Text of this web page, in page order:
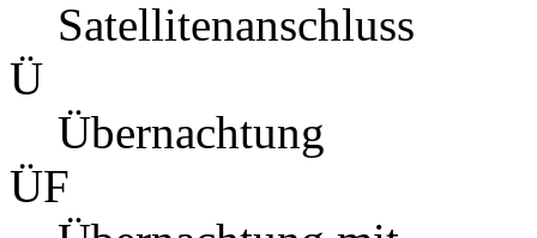
Satellitenanschluss
Ü
Übernachtung
ÜF